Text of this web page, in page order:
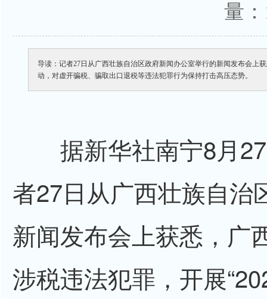
量
导读：记者27日从广西壮族自治区政府新闻办公室举行的新闻发布会上
动，对虚开骗税、骗取出口退税等违法犯罪行为保持打击高压态势。
据新华社南宁8月27
者27日从广西壮族自治
新闻发布会上获悉，广
涉税违法犯罪，开展